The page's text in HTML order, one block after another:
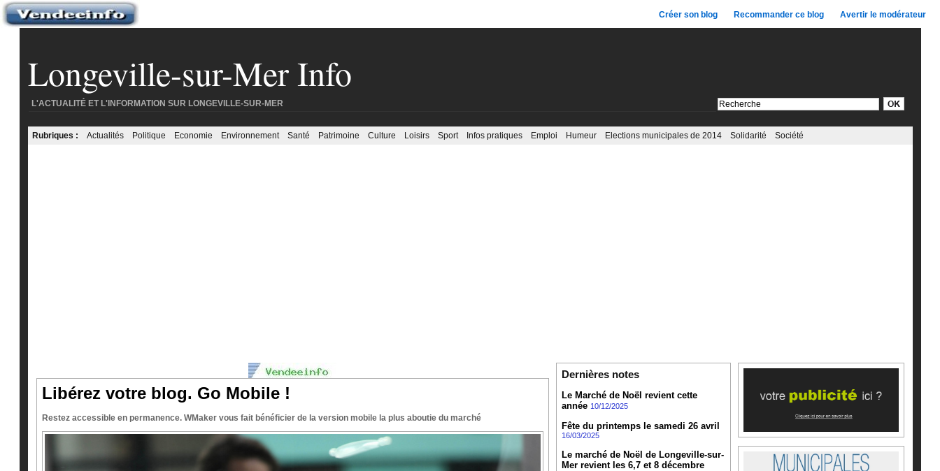
Créer son blog Recommander ce blog Avertir le modérateur
Longeville-sur-Mer Info
L'ACTUALITÉ ET L'INFORMATION SUR LONGEVILLE-SUR-MER
Rubriques : Actualités Politique Economie Environnement Santé Patrimoine Culture Loisirs Sport Infos pratiques Emploi Humeur Elections municipales de 2014 Solidarité Société
Libérez votre blog. Go Mobile !
Restez accessible en permanence. WMaker vous fait bénéficier de la version mobile la plus aboutie du marché
Dernières notes
Le Marché de Noël revient cette
année 10/12/2025
Fête du printemps le samedi 26 avril
16/03/2025
Le marché de Noël de Longeville-sur-
Mer revient les 6,7 et 8 décembre